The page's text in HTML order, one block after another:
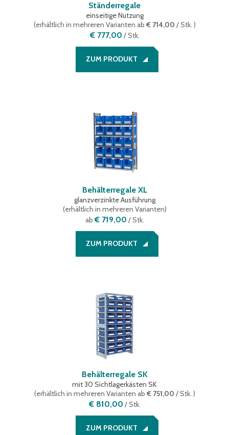
Ständerregale
einseitige Nutzung
(erhältlich in mehreren Varianten ab € 714,00 / Stk. )
€ 777,00 /Stk.
ZUM PRODUKT
Behälterregale XL
glanzverzinkte Ausführung
(erhältlich in mehreren Varianten)
ab€ 719,00 / Stk.
ZUM PRODUKT
Behälterregale SK
mit 30 Sichtlagerkästen SK
(erhältlich in mehreren Varianten ab € 751,00 / Stk. )
€ 810,00 /Stk.
ZUM PRODUKT